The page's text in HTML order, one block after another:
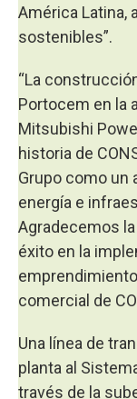
América Latina,
sostenibles”.
“La
Portocem en la
Mitsubishi
historia de
Grupo como un
energía e
Agradecemos
éxito en la
comercial de
Una línea de
planta al
través de la